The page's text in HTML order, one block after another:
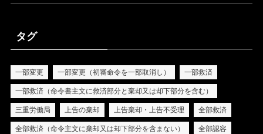
タグ
一部変更 一部変更（初審命令を一部取消し） 一部救済
一部救済（命令書主文に救済部分と棄却又は却下部分を含む）
三重労働局 上告の棄却 上告棄却・上告不受理 全部救済
全部救済（命令主文に棄却又は却下部分を含まない） 全部認容